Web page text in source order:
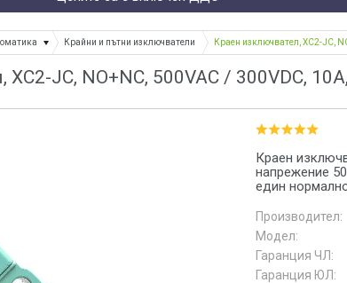
Крайни и пътни изключватели Краен изключвател, XC2-JC,
JC, NO+NC, 500VAC / 300VDC,
Краен
напрежение
един
Производител:
Модел:
Гаранция ЧЛ:
Гаранция ЮЛ: